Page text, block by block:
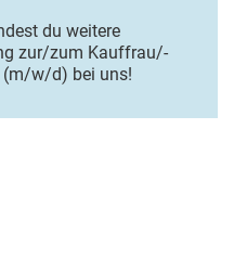
du weitere
zur/zum Kauffrau/-
(m/w/d) bei uns!